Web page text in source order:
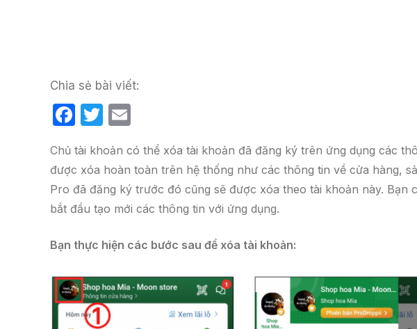
Chia sẻ bài viết:
F
c
e
b
o
k
T
itt
er
ail
Chủ tài khoản có thể xóa tài khoản đã đăng ký trên ứng dụng các
được xóa hoàn toàn trên hệ thống như các thông tin về cửa hàng,
Pro đã đăng ký trước đó cũng sẽ được xóa theo tài khoản này. Bạn
bắt đầu tạo mới các thông tin với ứng dụng.
Bạn thực hiện các bước sau để xóa tài khoản: